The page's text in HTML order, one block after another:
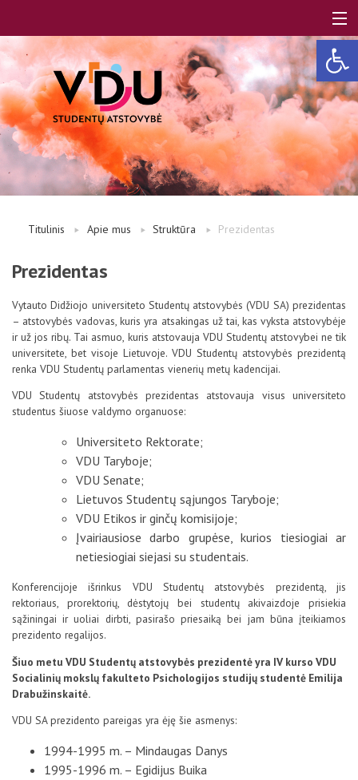
LT
Studentų atstovai
D.U.K
Privatumo politika
Titulinis Apie mus Struktūra Prezidentas
Prezidentas
Vytauto Didžiojo universiteto Studentų atstovybės (VDU SA) prezidentas
– atstovybės vadovas, kuris yra atsakingas už tai, kas vyksta atstovybėje
ir už jos ribų. Tai asmuo, kuris atstovauja VDU Studentų atstovybei ne tik
universitete, bet visoje Lietuvoje. VDU Studentų atstovybės prezidentą
renka VDU Studentų parlamentas vienerių metų kadencijai.
VDU Studentų atstovybės prezidentas atstovauja visus universiteto
studentus šiuose valdymo organuose:
Universiteto Rektorate;
VDU Taryboje;
VDU Senate;
Lietuvos Studentų sąjungos Taryboje;
VDU Etikos ir ginčų komisijoje;
Įvairiausiose darbo grupėse, kurios tiesiogiai ar
netiesiogiai siejasi su studentais.
Konferencijoje išrinkus VDU Studentų atstovybės prezidentą, jis
rektoriaus, prorektorių, dėstytojų bei studentų akivaizdoje prisiekia
sąžiningai ir uoliai dirbti, pasirašo priesaiką bei jam būna įteikiamos
prezidento regalijos.
Šiuo metu VDU Studentų atstovybės prezidentė yra IV kurso VDU
Socialinių mokslų fakulteto Psichologijos studijų studentė Emilija
Drabužinskaitė.
VDU SA prezidento pareigas yra ėję šie asmenys:
1994-1995 m. – Mindaugas Danys
1995-1996 m. – Egidijus Buika